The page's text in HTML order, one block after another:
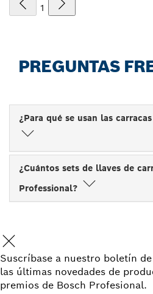
1
PREGUNTAS
¿Para qué se usan las
¿Cuántos sets de llaves de
Professional?
Suscríbase a nuestro boletín
las últimas novedades de
premios de Bosch Profesional.